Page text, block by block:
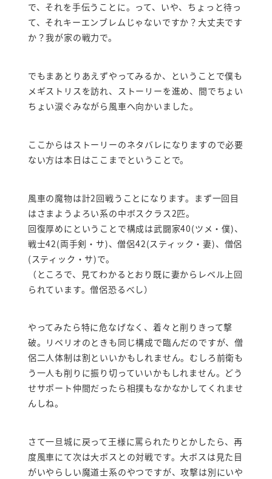
で、それを手伝うことに。って、いや、ちょっと待っ
て、それキーエンブレムじゃないですか？大丈夫です
か？我が家の戦力で。
でもまあとりあえずやってみるか、ということで僕も
メギストリスを訪れ、ストーリーを進め、間でちょい
ちょい涙ぐみながら風車へ向かいました。
ここからはストーリーのネタバレになりますので必要
ない方は本日はここまでということで。
風車の魔物は計2回戦うことになります。まず一回目
はさまようよろい系の中ボスクラス2匹。
回復厚めにということで構成は武闘家40(ツメ・僕)、
戦士42(両手剣・サ)、僧侶42(スティック・妻)、僧侶
(スティック・サ)で。
（ところで、見てわかるとおり既に妻からレベル上回
られています。僧侶恐るべし）
やってみたら特に危なげなく、着々と削りきって撃
破。リベリオのときも同じ構成で臨んだのですが、僧
侶二人体制は割といいかもしれません。むしろ前衛も
う一人も削りに振り切っていいかもしれません。どう
せサポート仲間だったら相撲もなかなかしてくれませ
んしね。
さて一旦城に戻って王様に罵られたりとかしたら、再
度風車にて次は大ボスとの対戦です。大ボスは見た目
がいやらしい魔道士系のやつですが、攻撃は別にいや